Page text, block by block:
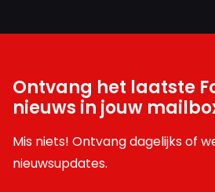
Ontvang het laatste
nieuws in jouw
Mis niets! Ontvang dagelijks of
nieuwsupdates.